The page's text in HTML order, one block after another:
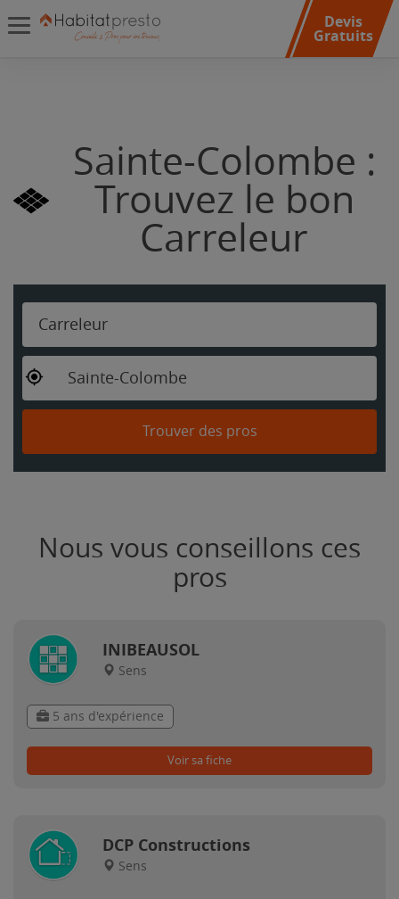
Devis
Gratuits
Sainte-Colombe :
Trouvez le bon
Carreleur
Carreleur
Sainte-Colombe
Trouver des pros
Nous vous conseillons ces
pros
INIBEAUSOL
Sens
5 ans d'expérience
Voir sa fiche
DCP Constructions
Sens